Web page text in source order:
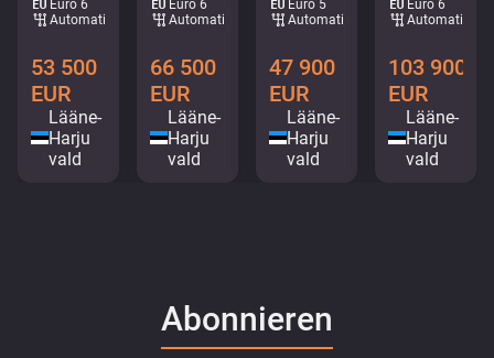
Euro 6
Automatisch
53 500
EUR
Lääne-
Harju
vald
Euro 6
Automatisch
66 500
EUR
Lääne-
Harju
vald
Euro 5
Automatisch
47 900
EUR
Lääne-
Harju
vald
Euro 6
Automatisch
103 900
EUR
Lääne-
Harju
vald
Abonnieren